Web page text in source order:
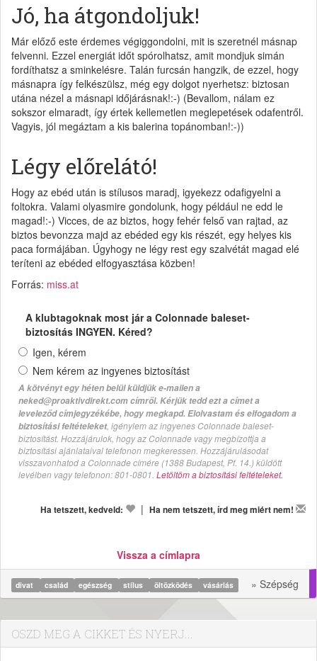
Jó, ha átgondoljuk!
Már előző este érdemes végiggondolni, mit is szeretnél másnap
felvenni. Ezzel energiát időt spórolhatsz, amit mondjuk simán
fordíthatsz a sminkelésre. Talán furcsán hangzik, de ezzel, hogy
másnapra így felkészülsz, még egy dolgot nyerhetsz: biztosan
utána nézel a másnapi időjárásnak!:-) (Bevallom, nálam ez
sokszor elmaradt, így értek kellemetlen meglepetések odafentről.
Vagyis, jól megáztam a kis balerina topánomban!:-))
Légy előrelátó!
Hogy az ebéd után is stílusos maradj, igyekezz odafigyelni a
foltokra. Valami olyasmire gondolunk, hogy például ne edd le
magad!:-) Vicces, de az biztos, hogy fehér felső van rajtad, az
biztos bevonzza majd az ebéded egy kis részét, egy helyes kis
paca formájában. Úgyhogy ne légy rest egy szalvétát magad elé
teríteni az ebéded elfogyasztása közben!
Forrás: miss.at
A klubtagoknak most jár a Colonnade baleset-
biztosítás INGYEN. Kéred?
Igen, kérem
Nem kérem az ingyenes biztosítást
A kötvényt egy héten belül küldjük e-mailen a
neked@proaktivdirekt.com címről. Kérjük tedd ezt a címet a
leveleződ címjegyzékébe, hogy megkapd. Elolvastam és elfogadom a
biztosítási feltételeket, igénylem az ingyenes Colonnade baleset-
biztosítást. Hozzájárulok, hogy az Colonnade vagy megbízottja a
biztosítási ajánlataival telefonon megkeressen. Hozzájárulásodat
visszavonhatod a Colonnade címére (1388 Budapest, Pf. 14.) küldött
levélben vagy telefonon: 801-0801. Letöltöm a biztosítási feltételeket.
Ha tetszett, kedveld: | Ha nem tetszett, írd meg miért nem!
Vissza a címlapra
divat család egészség stílus öltözködés vásárlás » Szépség
OSZD MEG A CIKKET ÉS NYERJ...